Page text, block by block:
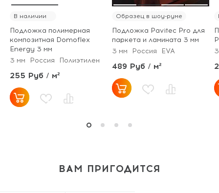
В наличии
Подложка полимерная
композитная Domoflex
Energy 3 мм
3 мм
Россия Полиэтилен
255 Руб / м²
Образец в шоу-руме
Подложка Pavitec Pro для
паркета и ламината 3 мм
3 мм
Россия EVA
489 Руб / м²
ВАМ ПРИГОДИТСЯ